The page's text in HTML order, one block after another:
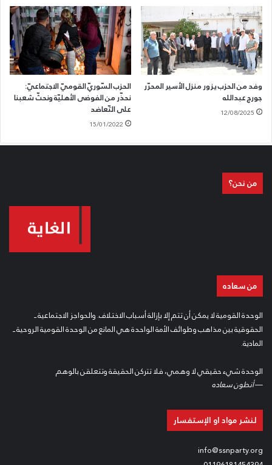
وفد من الحزب يزور منزل الأسير المحرّر
جورج عبدالله
12/08/2025
الحزب السّوريّ القوميّ الاجتماعيّ:
نحذّر من الفوضى الأهليّة ونحثّ شعبنا
على التّعاضد
15/01/2022
من نحن؟
من سعاده
الوحدة القومية لا يمكن أن تتم إلا بإزالة أسباب الاختلاف. والحواجز الاجتماعية ــ
الحقوقية بين مذاهب وطوائف الأمة الواحدة هي المانع من الوحدة القومية الروحية ــ
المادية.
الوحدة شيء حقيقي لا وهمي، فلا تتركن الحقيقة وتتعلقن بالوهم
—أنطون سعاده
لنشر مواد او الإستفسار
info@ssnparty.org